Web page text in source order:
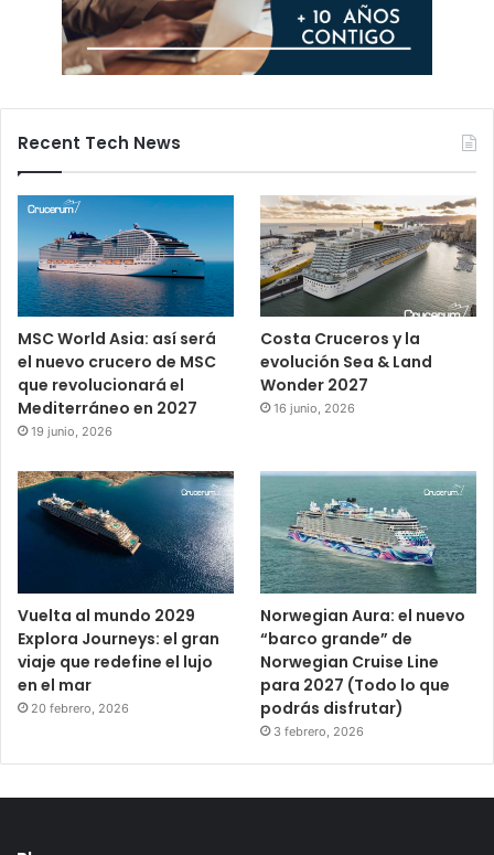
Recent Tech News
MSC World Asia: así será
el nuevo crucero de MSC
que revolucionará el
Mediterráneo en 2027
19 junio, 2026
Costa Cruceros y la
evolución Sea & Land
Wonder 2027
16 junio, 2026
Vuelta al mundo 2029
Explora Journeys: el gran
viaje que redefine el lujo
en el mar
20 febrero, 2026
Norwegian Aura: el nuevo
“barco grande” de
Norwegian Cruise Line
para 2027 (Todo lo que
podrás disfrutar)
3 febrero, 2026